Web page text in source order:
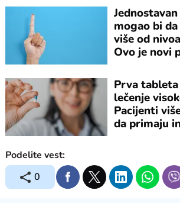
mogao bi
više od
Ovo je novi
Prva
lečenje
Pacijenti
da primaju
Podelite vest:
0